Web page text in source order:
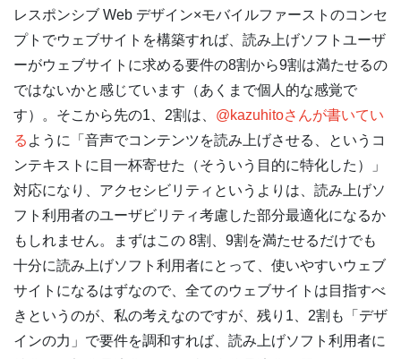
レスポンシブ Web デザイン×モバイルファーストのコンセ
プトでウェブサイトを構築すれば、読み上げソフトユーザ
ーがウェブサイトに求める要件の8割から9割は満たせるの
ではないかと感じています（あくまで個人的な感覚で
す）。そこから先の1、2割は、 @kazuhitoさんが書いてい
る ように「音声でコンテンツを読み上げさせる、というコ
ンテキストに目一杯寄せた（そういう目的に特化した）」
対応になり、アクセシビリティというよりは、読み上げソ
フト利用者のユーザビリティ考慮した部分最適化になるか
もしれません。まずはこの 8割、9割を満たせるだけでも
十分に読み上げソフト利用者にとって、使いやすいウェブ
サイトになるはずなので、全てのウェブサイトは目指すべ
きというのが、私の考えなのですが、残り1、2割も「デザ
インの力」で要件を調和すれば、読み上げソフト利用者に